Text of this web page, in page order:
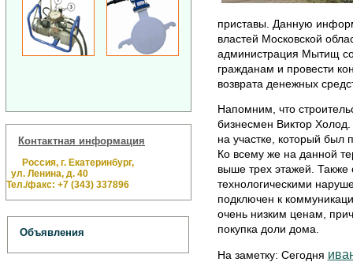
Контактная информация
Россия, г. Екатеринбург,
ул. Ленина, д. 40
Тел./факс: +7 (343) 337896
Объявления
приставы. Данную
властей Московской
администрация Мытищ
гражданам и провести
возврата денежных
Напомним, что
бизнесмен Виктор
на участке, который был
Ко всему же на данной
выше трех этажей.
технологическими
подключен к
очень низким ценам,
покупка доли дома.
На заметку: Сегодня